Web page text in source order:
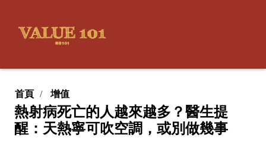
首頁 增值
熱射病死亡的人越來越多？醫生提
醒：天熱寧可吹空調，或別做幾事